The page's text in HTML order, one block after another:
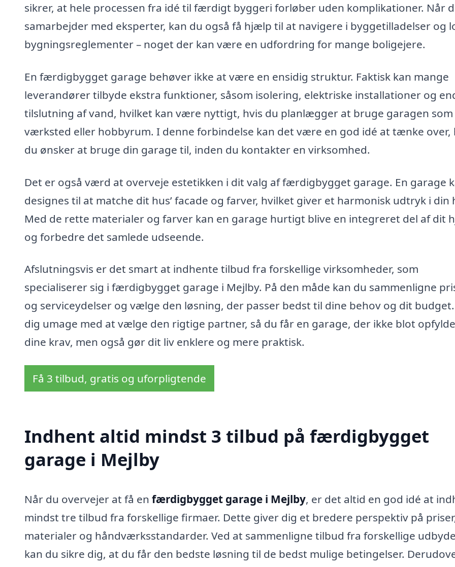
sikrer, at hele processen fra idé til færdigt byggeri forløber uden komplikationer. Når
samarbejder med eksperter, kan du også få hjælp til at navigere i byggetilladelser og
bygningsreglementer – noget der kan være en udfordring for mange boligejere.
En færdigbygget garage behøver ikke at være en ensidig struktur. Faktisk kan mange
leverandører tilbyde ekstra funktioner, såsom isolering, elektriske installationer og
tilslutning af vand, hvilket kan være nyttigt, hvis du planlægger at bruge garagen som
værksted eller hobbyrum. I denne forbindelse kan det være en god idé at tænke over,
du ønsker at bruge din garage til, inden du kontakter en virksomhed.
Det er også værd at overveje estetikken i dit valg af færdigbygget garage. En garage
designes til at matche dit hus’ facade og farver, hvilket giver et harmonisk udtryk i din
Med de rette materialer og farver kan en garage hurtigt blive en integreret del af dit
og forbedre det samlede udseende.
Afslutningsvis er det smart at indhente tilbud fra forskellige virksomheder, som
specialiserer sig i færdigbygget garage i Mejlby. På den måde kan du sammenligne
og serviceydelser og vælge den løsning, der passer bedst til dine behov og dit
dig umage med at vælge den rigtige partner, så du får en garage, der ikke blot
dine krav, men også gør dit liv enklere og mere praktisk.
Få 3 tilbud, gratis og uforpligtende
Indhent altid mindst 3 tilbud på færdigbygget
garage i Mejlby
Når du overvejer at få en færdigbygget garage i Mejlby, er det altid en god idé at
mindst tre tilbud fra forskellige firmaer. Dette giver dig et bredere perspektiv på
materialer og håndværksstandarder. Ved at sammenligne tilbud fra forskellige
kan du sikre dig, at du får den bedste løsning til de bedst mulige betingelser.